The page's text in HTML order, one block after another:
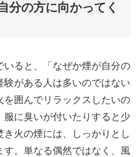
分の方に向かってく
ると、「なぜか煙が自分の
がある人は多いのではない
囲んでリラックスしたいの
に臭いが付いたりすると少
火の煙には、しっかりとし
。単なる偶然ではなく、風